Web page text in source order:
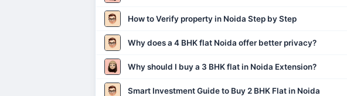
How to Verify property in Noida Step by Step
Why does a 4 BHK flat Noida offer better privacy?
Why should I buy a 3 BHK flat in Noida Extension?
Smart Investment Guide to Buy 2 BHK Flat in Noida